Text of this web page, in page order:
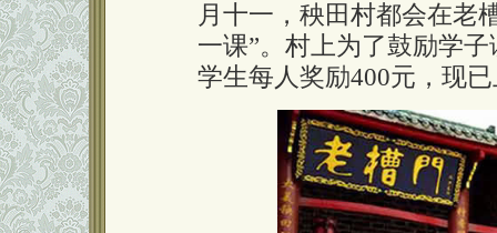
月十一，秧田村都会在老
一课”。村上为了鼓励学
学生每人奖励400元，现